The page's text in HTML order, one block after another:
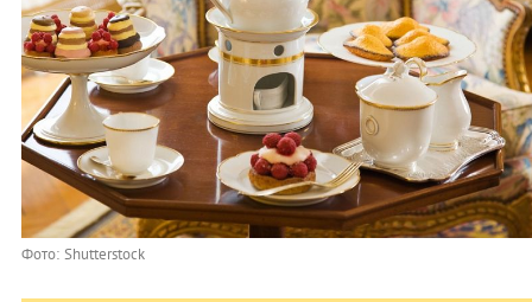
Фото: Shutterstock